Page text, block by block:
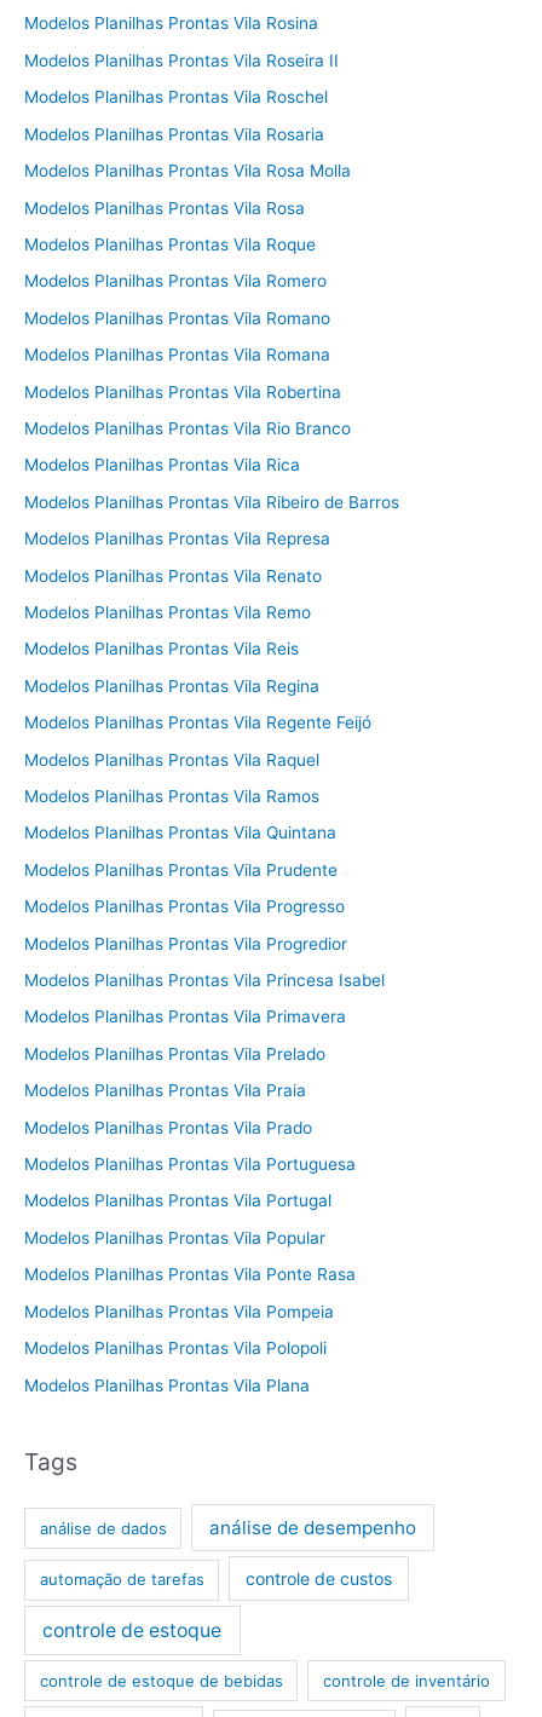
Modelos Planilhas Prontas Vila Rosina
Modelos Planilhas Prontas Vila Roseira II
Modelos Planilhas Prontas Vila Roschel
Modelos Planilhas Prontas Vila Rosaria
Modelos Planilhas Prontas Vila Rosa Molla
Modelos Planilhas Prontas Vila Rosa
Modelos Planilhas Prontas Vila Roque
Modelos Planilhas Prontas Vila Romero
Modelos Planilhas Prontas Vila Romano
Modelos Planilhas Prontas Vila Romana
Modelos Planilhas Prontas Vila Robertina
Modelos Planilhas Prontas Vila Rio Branco
Modelos Planilhas Prontas Vila Rica
Modelos Planilhas Prontas Vila Ribeiro de Barros
Modelos Planilhas Prontas Vila Represa
Modelos Planilhas Prontas Vila Renato
Modelos Planilhas Prontas Vila Remo
Modelos Planilhas Prontas Vila Reis
Modelos Planilhas Prontas Vila Regina
Modelos Planilhas Prontas Vila Regente Feijó
Modelos Planilhas Prontas Vila Raquel
Modelos Planilhas Prontas Vila Ramos
Modelos Planilhas Prontas Vila Quintana
Modelos Planilhas Prontas Vila Prudente
Modelos Planilhas Prontas Vila Progresso
Modelos Planilhas Prontas Vila Progredior
Modelos Planilhas Prontas Vila Princesa Isabel
Modelos Planilhas Prontas Vila Primavera
Modelos Planilhas Prontas Vila Prelado
Modelos Planilhas Prontas Vila Praia
Modelos Planilhas Prontas Vila Prado
Modelos Planilhas Prontas Vila Portuguesa
Modelos Planilhas Prontas Vila Portugal
Modelos Planilhas Prontas Vila Popular
Modelos Planilhas Prontas Vila Ponte Rasa
Modelos Planilhas Prontas Vila Pompeia
Modelos Planilhas Prontas Vila Polopoli
Modelos Planilhas Prontas Vila Plana
Tags
análise de dados análise de desempenho
automação de tarefas controle de custos
controle de estoque
controle de estoque de bebidas controle de inventário